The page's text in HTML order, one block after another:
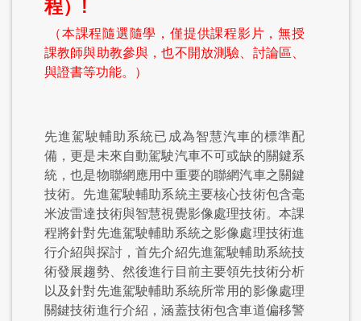
程）!
（本課程隨選隨學，僅提供課程影片，無授
課教師與助教參與，也不開放測驗、討論區、
與證書等功能。）
先進駕駛輔助系統已成為智慧汽車的標準配
備，更是未來自動駕駛汽車不可或缺的關鍵系
統，也是物聯網應用中重要的聯網汽車之關鍵
技術。先進駕駛輔助系統主要核心技術包含毫
米波雷達技術與智慧視覺影像處理技術。本課
程將針對先進駕駛輔助系統之影像處理技術進
行介紹與探討，首先介紹先進駕駛輔助系統技
術發展趨勢、然後進行目前主要領先技術分析
以及針對先進駕駛輔助系統所常用的影像處理
關鍵技術進行介紹，涵蓋技術包含車道偏移警